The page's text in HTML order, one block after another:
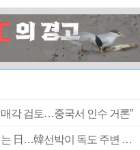
각 검토…중국서 인수 거론”
[속보] 여전히 ‘독도는 우리땅’ 외치는 日…韓선박이 독도 주변 해양조사 활동하자 반발